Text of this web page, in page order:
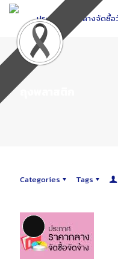
Skip
Content
Categories Tags
Long Description